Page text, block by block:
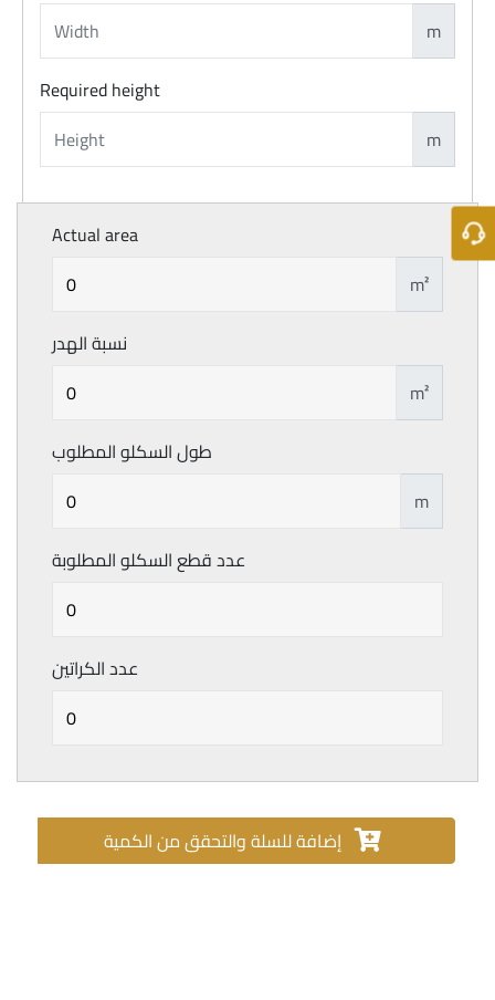
m
Required height
m
Actual area
m²
نسبة الهدر
m²
طول السكلو المطلوب
m
عدد قطع السكلو المطلوبة
عدد الكراتين
إضافة للسلة والتحقق من الكمية